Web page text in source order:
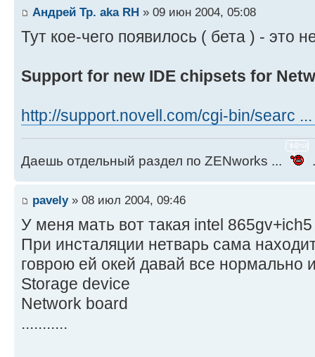
Андрей Тр. aka RH » 09 июн 2004, 05:08
Тут кое-чего появилось ( бета ) - это
Support for new IDE chipsets for
http://support.novell.com/cgi-bin/searc
Даешь отдельный раздел по ZENworks ...
pavely» 08 июл 2004, 09:46
У меня мать вот такая intel
При инсталяции нетварь сама
говрою ей окей давай все нормально
Storage device
Network board
...........